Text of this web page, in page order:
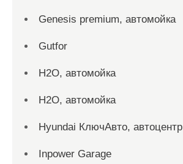
Genesis premium, автомойка
Gutfor
H2O, автомойка
H2O, автомойка
Hyundai КлючАвто, автоцентр
Inpower Garage